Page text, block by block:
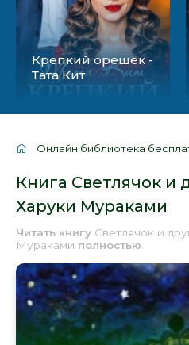
Крепкий орешек -
Тата Кит
Онлайн библиотека
Книга Светлячок и
Харуки Мураками
Читать книгу Светлячок и
Мураками полностью